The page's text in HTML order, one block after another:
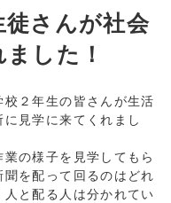
徒さんが社会
した！
２年生の皆さんが生活
見学に来てくれまし
業の様子を見学 してもら
を配って回るのはどれ
と配る人は分かれてい